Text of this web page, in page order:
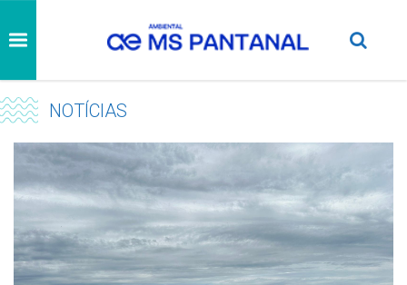
NOTÍCIAS